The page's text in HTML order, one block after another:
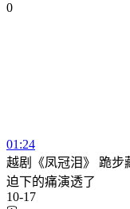
0
01:24
越剧《凤冠泪》 跪步
迫下的痛演透了
10-17